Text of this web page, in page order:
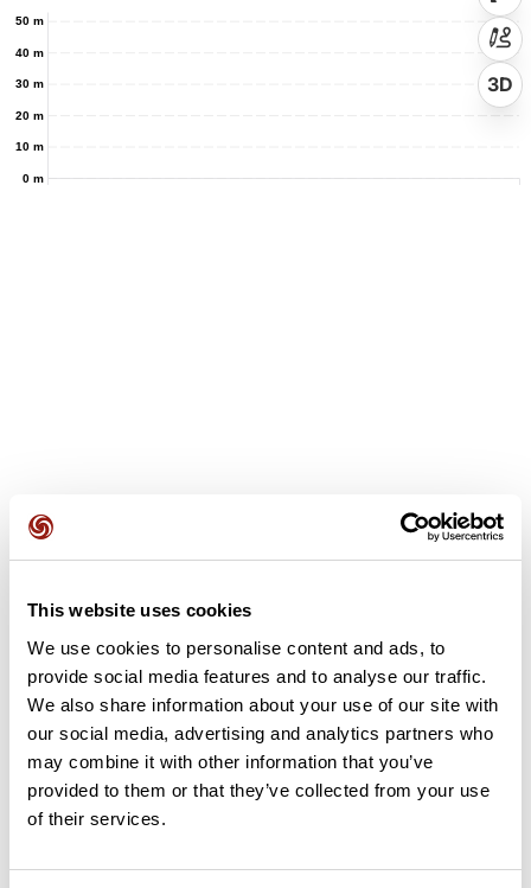
This website uses cookies
We use cookies to personalise content and ads, to
provide social media features and to analyse our traffic.
We also share information about your use of our site with
our social media, advertising and analytics partners who
may combine it with other information that you’ve
provided to them or that they’ve collected from your use
of their services.
0 m
10 m
20 m
30 m
40 m
50 m
3D
Avis des utilisateurs
Soyez le premier à ajouter un avis !
Ajouter un avis